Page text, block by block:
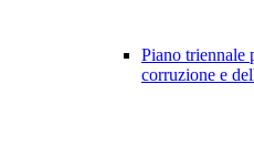
Piano triennale
corruzione e